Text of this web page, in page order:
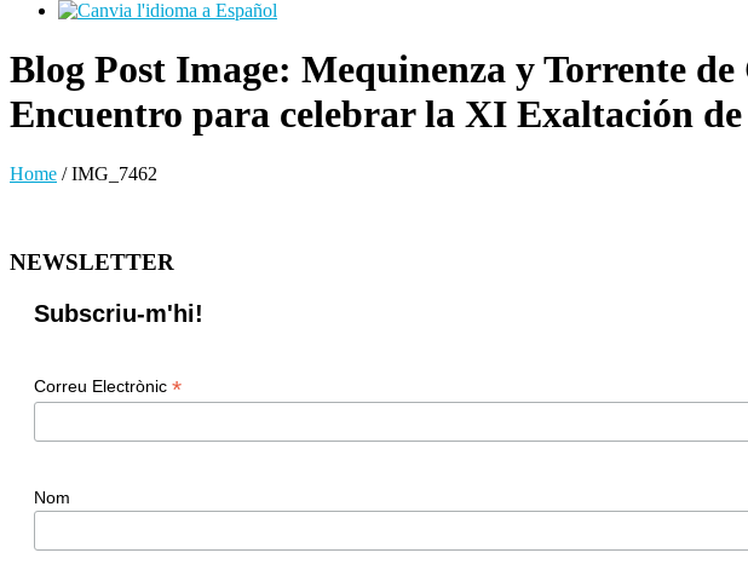
Blog Post Image: Mequinenza y Torrente
Encuentro para celebrar la XI Exaltación
Home /IMG_7462
NEWSLETTER
Subscriu-m'hi!
Correu Electrònic *
Nom